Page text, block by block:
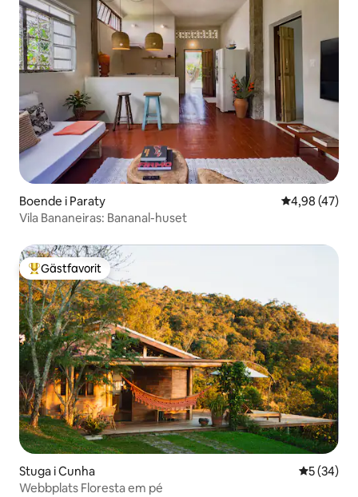
Boende i Paraty 4,98 av 5 i
4,98 (47)
Vila Bananeiras: Bananal-huset
Populär gästfavorit
Gästfavorit
Stuga i Cunha 5 av 5 i
5 (34)
Webbplats Floresta em pé